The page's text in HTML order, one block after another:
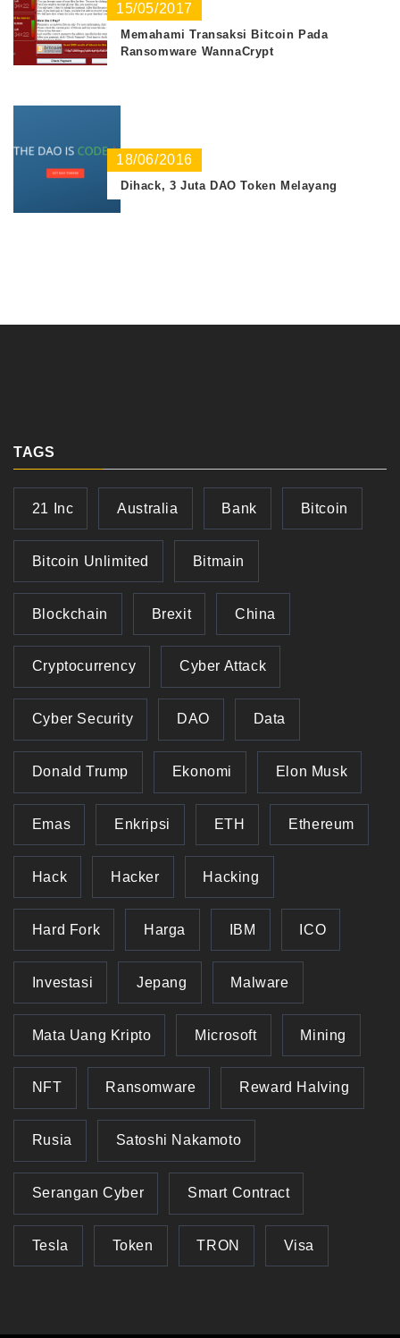
15/05/2017
Memahami Transaksi Bitcoin Pada
Ransomware WannaCrypt
18/06/2016
Dihack, 3 Juta DAO Token Melayang
TAGS
21 Inc Australia Bank Bitcoin
Bitcoin Unlimited Bitmain
Blockchain Brexit China
Cryptocurrency Cyber Attack
Cyber Security DAO Data
Donald Trump Ekonomi Elon Musk
Emas Enkripsi ETH Ethereum
Hack Hacker Hacking
Hard Fork Harga IBM ICO
Investasi Jepang Malware
Mata Uang Kripto Microsoft Mining
NFT Ransomware Reward Halving
Rusia Satoshi Nakamoto
Serangan Cyber Smart Contract
Tesla Token TRON Visa